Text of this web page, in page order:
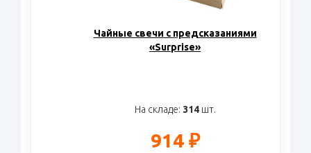
Чайные свечи с предсказаниями
«Surprise»
На складе: 314шт.
914 ₽